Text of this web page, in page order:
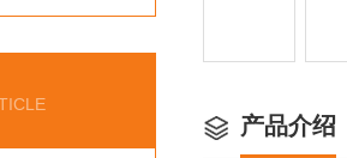
产品介绍